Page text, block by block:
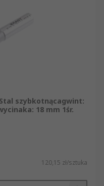
Stal szybkotnącagwint:
18 mm 1śr.
120,15 zł/sztuka